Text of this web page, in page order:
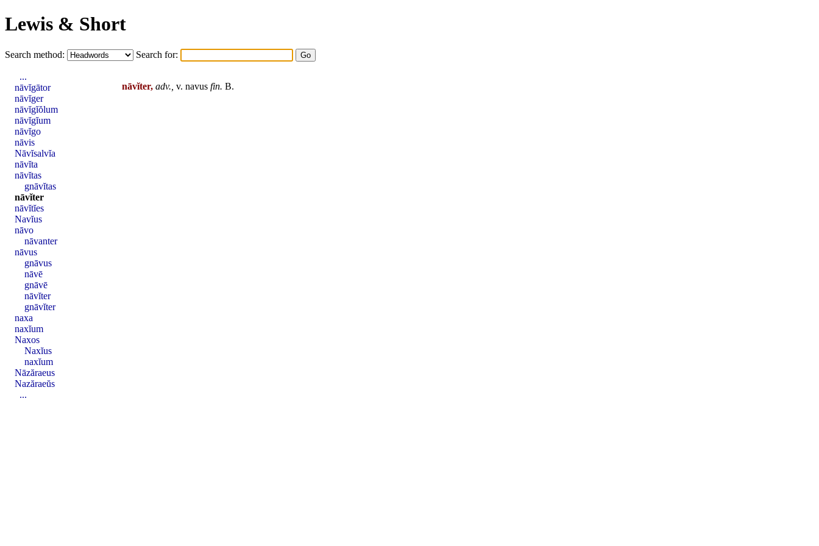
Lewis & Short
Search method: Search for:
nāvĭter, adv., v. navus fin. B.
...
nāvĭgātor
nāvĭger
nāvĭgĭŏlum
nāvĭgĭum
nāvĭgo
nāvis
Nāvĭsalvĭa
nāvĭta
nāvĭtas
gnāvĭtas
nāvĭter
nāvĭtĭes
Navĭus
nāvo
nāvanter
nāvus
gnāvus
nāvē
gnāvē
nāvĭter
gnāvĭter
naxa
naxĭum
Naxos
Naxĭus
naxĭum
Nāzăraeus
Nazăraeŭs
...